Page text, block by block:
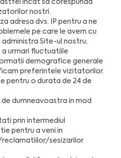
nostri.
adresa dvs. IP pentru a ne
pe care le avem cu
Site-ul nostru,
urmari fluctuatiile
demografice generale
preferintele vizitatorilor.
pentru o durata de 24 de
dumneavoastra in mod
prin intermediul
pentru a veni in
sesizarilor